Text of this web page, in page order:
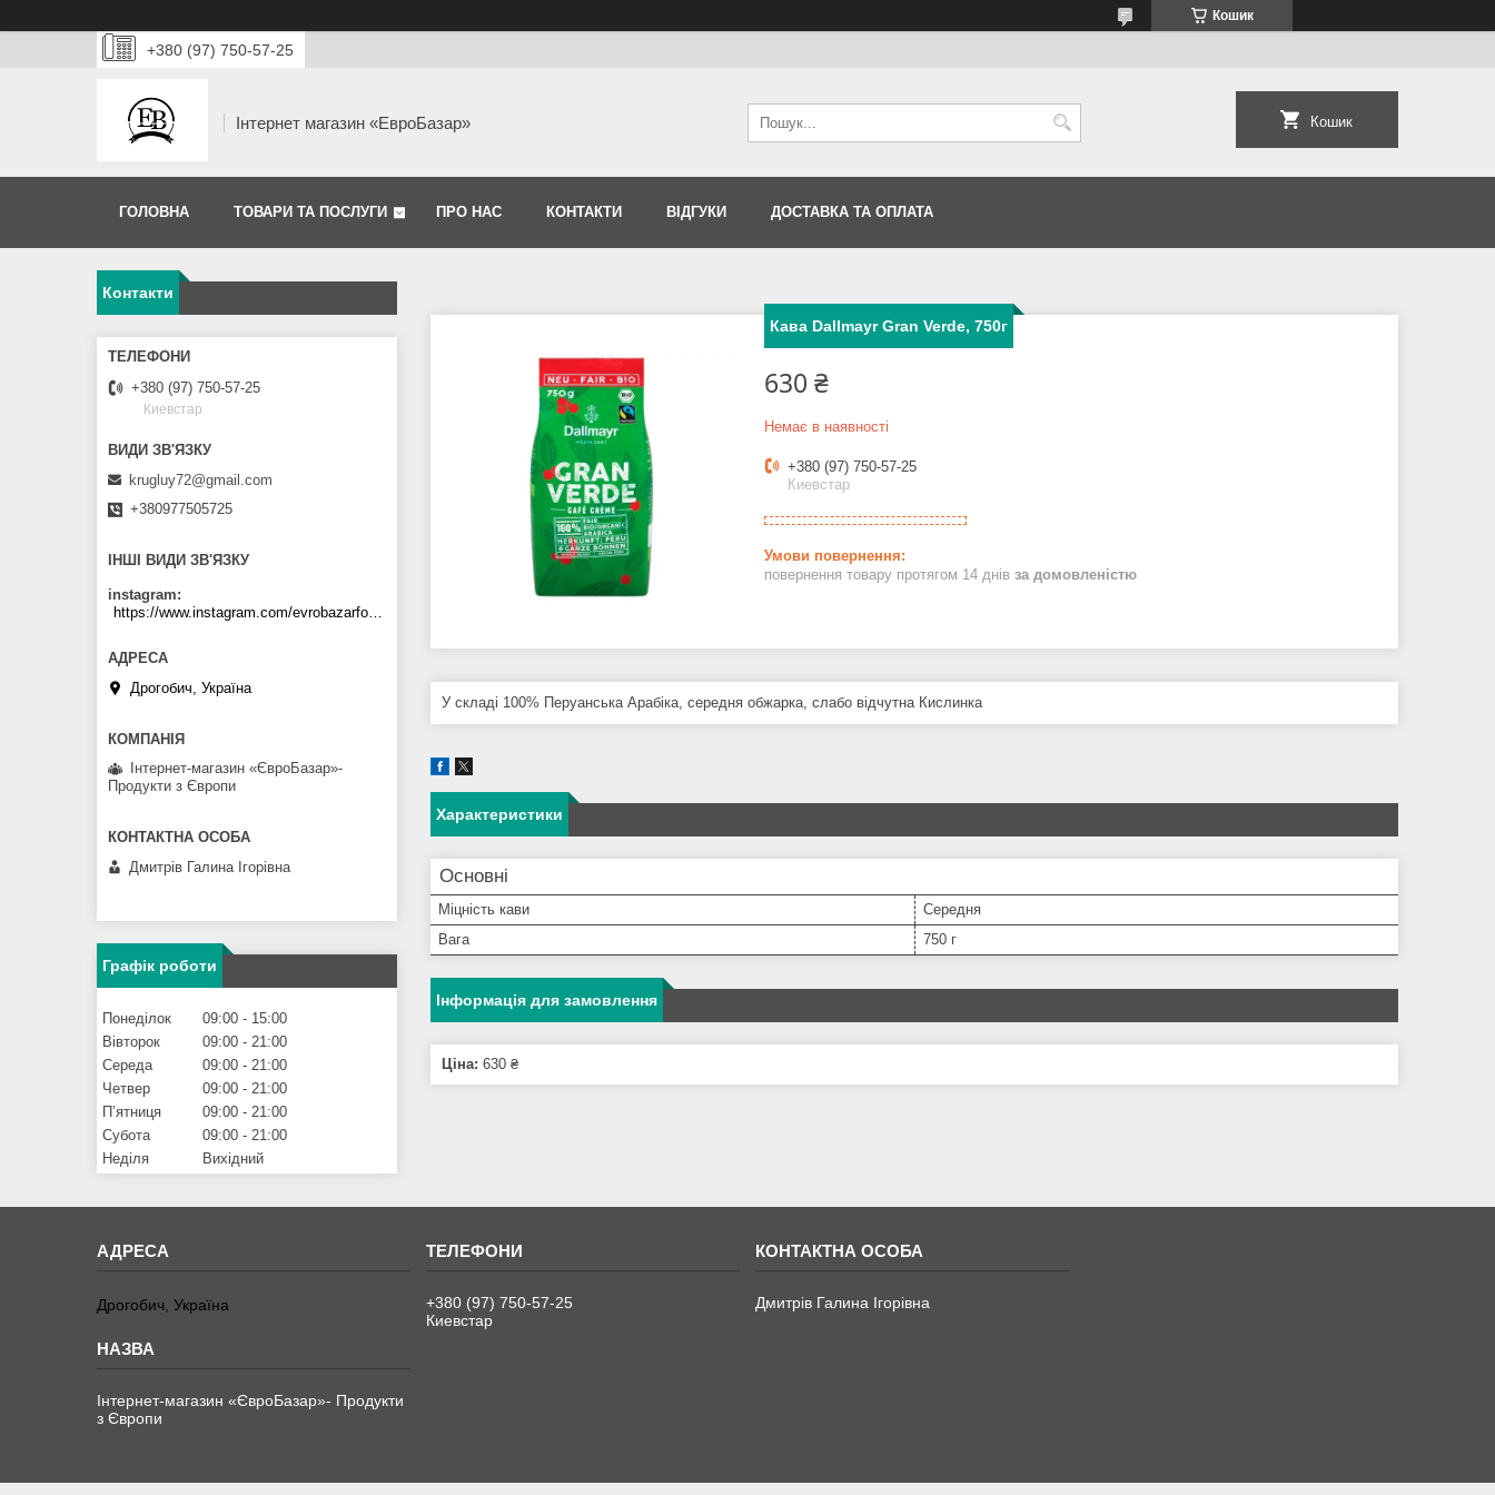
Кошик
+380 (97) 750-57-25
Інтернет магазин «ЕвроБазар» Кошик
ГОЛОВНА ТОВАРИ ТА ПОСЛУГИ ПРО НАС КОНТАКТИ ВІДГУКИ ДОСТАВКА ТА ОПЛАТА
Кава Dallmayr Gran Verde, 750г
630 ₴
Немає в наявності
+380 (97) 750-57-25
Киевстар
повернення товару протягом 14 днів за домовленістю
У складі 100% Перуанська Арабіка, середня обжарка, слабо відчутна Кислинка
Характеристики
Основні
Міцність кави
Середня
Вага
750 г
Інформація для замовлення
Ціна: 630 ₴
Контакти
+380 (97) 750-57-25
Киевстар
krugluy72@gmail.com
+380977505725
ІНШІ ВИДИ ЗВ'ЯЗКУ
instagram
https://www.instagram.com/evrobazarfood/
Дрогобич, Україна
Інтернет-магазин «ЄвроБазар»-
Продукти з Європи
Дмитрів Галина Ігорівна
Графік роботи
Понеділок 09:00
15:00
Вівторок
09:00
21:00
Середа
09:00
21:00
Четвер
09:00
21:00
Пʼятниця
09:00
21:00
Субота
09:00
21:00
Неділя
Вихідний
Дрогобич, Україна
Інтернет-магазин «ЄвроБазар»- Продукти
з Європи
+380 (97) 750-57-25
Киевстар
Дмитрів Галина Ігорівна